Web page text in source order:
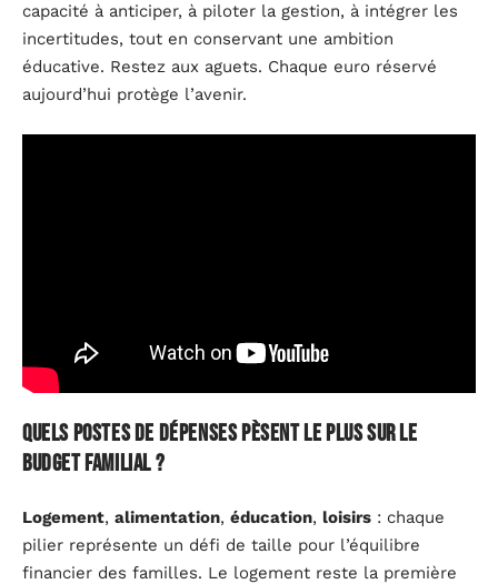
capacité à anticiper, à piloter la gestion, à intégrer les
incertitudes, tout en conservant une ambition
éducative. Restez aux aguets. Chaque euro réservé
aujourd’hui protège l’avenir.
Quels postes de dépenses pèsent le plus sur le
budget familial ?
Logement, alimentation, éducation, loisirs : chaque
pilier représente un défi de taille pour l’équilibre
financier des familles. Le logement reste la première